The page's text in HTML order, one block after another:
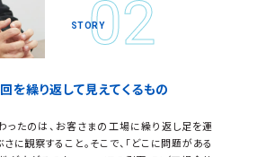
を繰り返して見えてくるもの
ったのは、お客さまの工場に繰り返し足を運
に観察すること。そこで、「どこに問題がある